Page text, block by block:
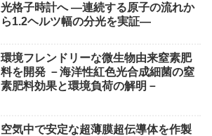
光格子時計へ ―連続する原子の流れか
ら1.2ヘルツ幅の分光を実証―
環境フレンドリーな微生物由来窒素肥
料を開発 －海洋性紅色光合成細菌の窒
素肥料効果と環境負荷の解明－
空気中で安定な超薄膜超伝導体を作製